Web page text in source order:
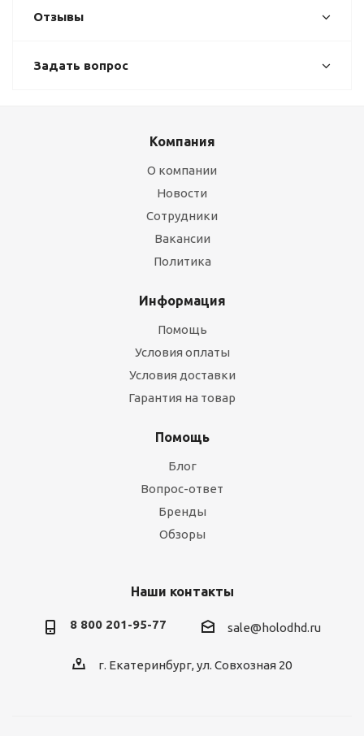
Отзывы
Задать вопрос
Компания
О компании
Новости
Сотрудники
Вакансии
Политика
Информация
Помощь
Условия оплаты
Условия доставки
Гарантия на товар
Помощь
Блог
Вопрос-ответ
Бренды
Обзоры
Наши контакты
8 800 201-95-77 sale@holodhd.ru
г. Екатеринбург, ул. Совхозная 20